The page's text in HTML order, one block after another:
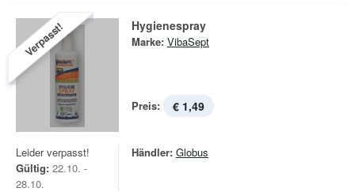
Verpasst! Hygienespray
Marke: VibaSept
Preis: € 1,49
Leider verpasst!
Gültig: 22.10. -
28.10.
Händler: Globus